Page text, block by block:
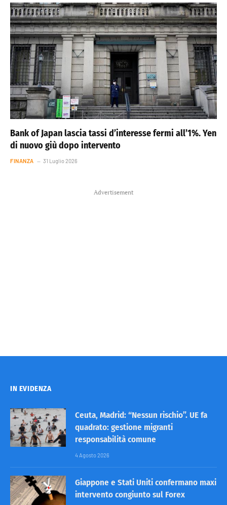
Bank of Japan lascia tassi d’interesse fermi all’1%. Yen
di nuovo giù dopo intervento
FINANZA 31 Luglio 2026
Advertisement
IN EVIDENZA
Ceuta, Madrid: “Nessun rischio”. UE fa
quadrato: gestione migranti
responsabilità comune
4 Agosto 2026
Giappone e Stati Uniti confermano maxi
intervento congiunto sul Forex